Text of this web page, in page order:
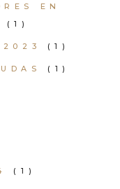
EN
(1)
(1)
(1)
(1)